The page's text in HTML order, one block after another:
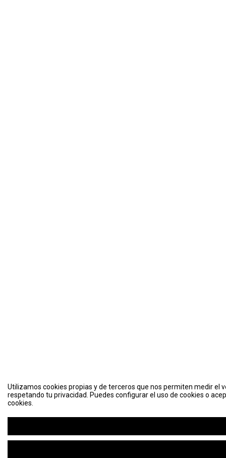
Utilizamos cookies propias y de terceros que nos permiten medir el
respetando tu privacidad. Puedes configurar el uso de cookies o
cookies.